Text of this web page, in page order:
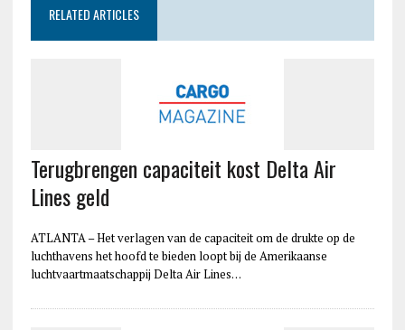
RELATED ARTICLES
Terugbrengen capaciteit kost Delta Air
Lines geld
ATLANTA – Het verlagen van de capaciteit om de drukte op de
luchthavens het hoofd te bieden loopt bij de Amerikaanse
luchtvaartmaatschappij Delta Air Lines…